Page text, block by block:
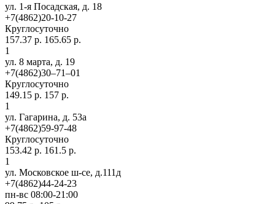
ул. 1-я Посадская, д. 18
+7(4862)20-10-27
Круглосуточно
157.37 р. 165.65 р.
1
ул. 8 марта, д. 19
+7(4862)30‒71‒01
Круглосуточно
149.15 р. 157 р.
1
ул. Гагарина, д. 53а
+7(4862)59-97-48
Круглосуточно
153.42 р. 161.5 р.
1
ул. Московское ш-се, д.111д
+7(4862)44-24-23
пн-вс 08:00-21:00